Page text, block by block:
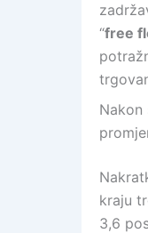
“free
kraju
3,6